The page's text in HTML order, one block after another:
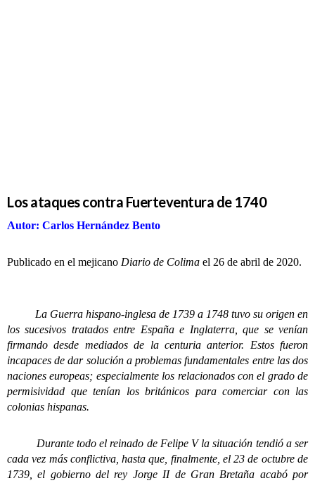
Los ataques contra Fuerteventura de 1740
Autor: Carlos Hernández Bento
Publicado en el mejicano Diario de Colima el 26 de abril de 2020.
La Guerra hispano-inglesa de 1739 a 1748 tuvo su origen en
los sucesivos tratados entre España e Inglaterra, que se venían
firmando desde mediados de la centuria anterior. Estos fueron
incapaces de dar solución a problemas fundamentales entre las dos
naciones europeas; especialmente los relacionados con el grado de
permisividad que tenían los británicos para comerciar con las
colonias hispanas.
Durante todo el reinado de Felipe V la situación tendió a ser
cada vez más conflictiva, hasta que, finalmente, el 23 de octubre de
1739, el gobierno del rey Jorge II de Gran Bretaña acabó por